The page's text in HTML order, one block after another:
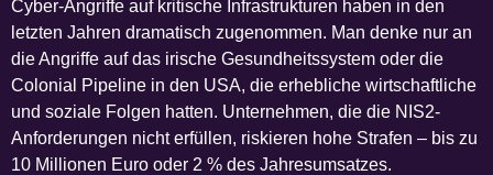
Cyber-Angriffe auf kritische Infrastrukturen haben in den
letzten Jahren dramatisch zugenommen. Man denke nur an
die Angriffe auf das irische Gesundheitssystem oder die
Colonial Pipeline in den USA, die erhebliche wirtschaftliche
und soziale Folgen hatten. Unternehmen, die die NIS2-
Anforderungen nicht erfüllen, riskieren hohe Strafen – bis zu
10 Millionen Euro oder 2 % des Jahresumsatzes.